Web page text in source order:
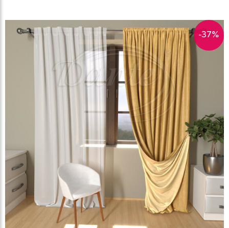
-37%